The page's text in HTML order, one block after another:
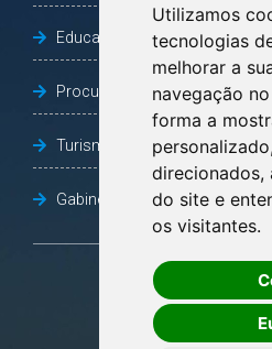
Utilizamos
tecnologias
melhorar a
navegação
forma a
direcionados,
do site e
os visitantes.
Educação
Procuradoria Geral do
Turismo, Desporto e Cultura
Gabinete Vice-Prefeito